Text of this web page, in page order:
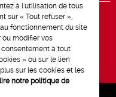
à l'utilisation de tous
sur « Tout refuser »,
fonctionnement du site
ou modifier vos
à tout
» ou sur le lien
sur les cookies et les
lire notre politique de